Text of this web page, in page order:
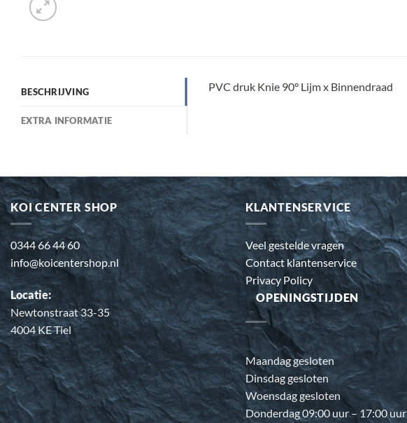
BESCHRIJVING
EXTRA INFORMATIE
PVC druk Knie 90° Lijm x Binnendraad
KOI CENTER SHOP
0344 66 44 60
info@koicentershop.nl
Locatie:
Newtonstraat 33-35
4004 KE Tiel
KLANTENSERVICE
Veel gestelde vragen
Contact klantenservice
Privacy Policy
OPENINGSTIJDEN
Maandag gesloten
Dinsdag gesloten
Woensdag gesloten
Donderdag 09:00 uur – 17:00 uur